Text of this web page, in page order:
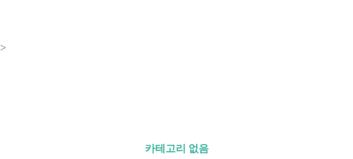
>
카테고리 없음